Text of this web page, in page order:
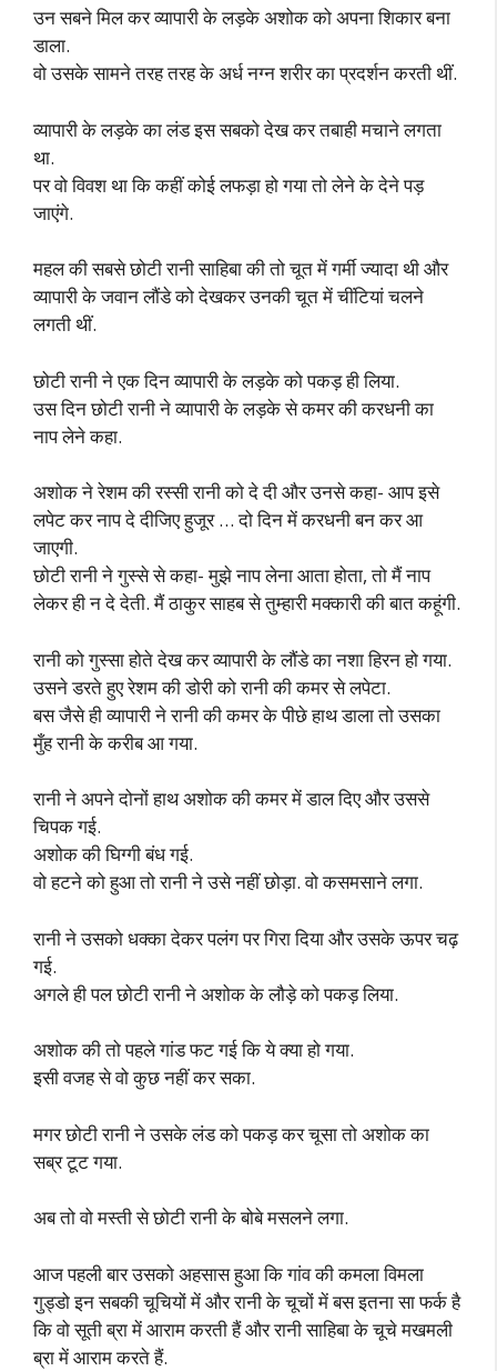
उन सबने मिल कर व्यापारी के लड़के अशोक को अपना शिकार बना
डाला.
वो उसके सामने तरह तरह के अर्ध नग्न शरीर का प्रदर्शन करती थीं.
व्यापारी के लड़के का लंड इस सबको देख कर तबाही मचाने लगता
था.
पर वो विवश था कि कहीं कोई लफड़ा हो गया तो लेने के देने पड़
जाएंगे.
महल की सबसे छोटी रानी साहिबा की तो चूत में गर्मी ज्यादा थी और
व्यापारी के जवान लौंडे को देखकर उनकी चूत में चींटियां चलने
लगती थीं.
छोटी रानी ने एक दिन व्यापारी के लड़के को पकड़ ही लिया.
उस दिन छोटी रानी ने व्यापारी के लड़के से कमर की करधनी का
नाप लेने कहा.
अशोक ने रेशम की रस्सी रानी को दे दी और उनसे कहा- आप इसे
लपेट कर नाप दे दीजिए हुजूर … दो दिन में करधनी बन कर आ
जाएगी.
छोटी रानी ने गुस्से से कहा- मुझे नाप लेना आता होता, तो मैं नाप
लेकर ही न दे देती. मैं ठाकुर साहब से तुम्हारी मक्कारी की बात कहूंगी.
रानी को गुस्सा होते देख कर व्यापारी के लौंडे का नशा हिरन हो गया.
उसने डरते हुए रेशम की डोरी को रानी की कमर से लपेटा.
बस जैसे ही व्यापारी ने रानी की कमर के पीछे हाथ डाला तो उसका
मुँह रानी के करीब आ गया.
रानी ने अपने दोनों हाथ अशोक की कमर में डाल दिए और उससे
चिपक गई.
अशोक की घिग्गी बंध गई.
वो हटने को हुआ तो रानी ने उसे नहीं छोड़ा. वो कसमसाने लगा.
रानी ने उसको धक्का देकर पलंग पर गिरा दिया और उसके ऊपर चढ़
गई.
अगले ही पल छोटी रानी ने अशोक के लौड़े को पकड़ लिया.
अशोक की तो पहले गांड फट गई कि ये क्या हो गया.
इसी वजह से वो कुछ नहीं कर सका.
मगर छोटी रानी ने उसके लंड को पकड़ कर चूसा तो अशोक का
सब्र टूट गया.
अब तो वो मस्ती से छोटी रानी के बोबे मसलने लगा.
आज पहली बार उसको अहसास हुआ कि गांव की कमला विमला
गुड्डो इन सबकी चूचियों में और रानी के चूचों में बस इतना सा फर्क है
कि वो सूती ब्रा में आराम करती हैं और रानी साहिबा के चूचे मखमली
ब्रा में आराम करते हैं.